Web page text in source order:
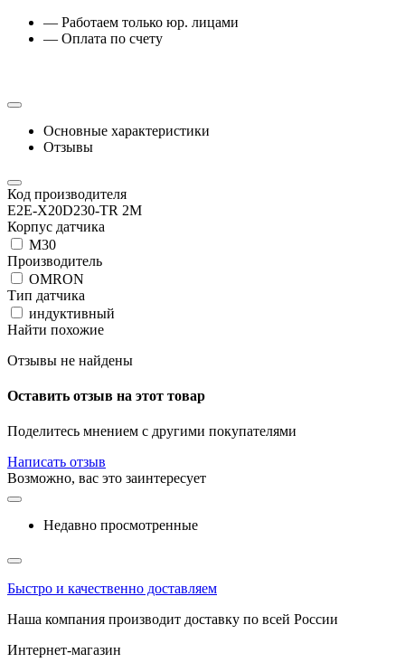
— Работаем только юр. лицами
— Оплата по счету
Основные характеристики
Отзывы
Код производителя
E2E-X20D230-TR 2M
Корпус датчика
М30
Производитель
OMRON
Тип датчика
индуктивный
Найти похожие
Отзывы не найдены
Оставить отзыв на этот товар
Поделитесь мнением с другими покупателями
Написать отзыв
Возможно, вас это заинтересует
Недавно просмотренные
Быстро и качественно доставляем
Наша компания производит доставку по всей России
Интернет-магазин